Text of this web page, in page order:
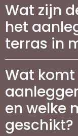
Wat zijn
het
terras in
Wat
en welke
geschikt?